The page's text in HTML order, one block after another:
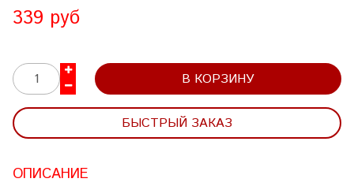
339 руб
В КОРЗИНУ
БЫСТРЫЙ ЗАКАЗ
ОПИСАНИЕ